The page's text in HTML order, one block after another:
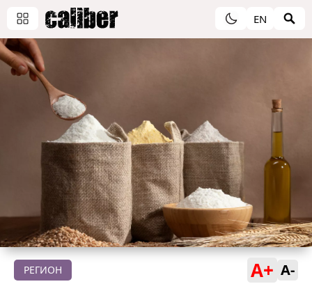
EN
РЕГИОН A+ A-